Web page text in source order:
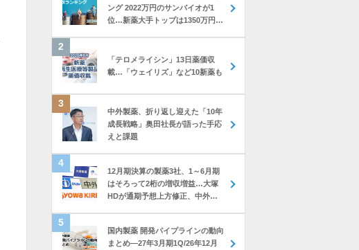
ング 2022万円のサンバイオが1
位…新薬大手トップは1350万円の
「テロメライシン」13日薬価収
載…「ウェイリズ」など10新薬も
中外製薬、折り返し迎えた「10年
成長戦略」奥田社長が語った手応
えと課題
12月期決算の製薬3社、1～6月期
はそろって2桁の増収増益…大塚
HDが通期予想上方修正、中外も
国内製薬 開発パイプラインの動向
まとめ―27年3月期1Q/26年12月